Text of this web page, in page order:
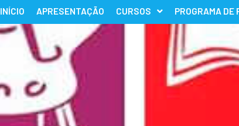
INÍCIO APRESENTAÇÃO CURSOS PROGRAMA DE